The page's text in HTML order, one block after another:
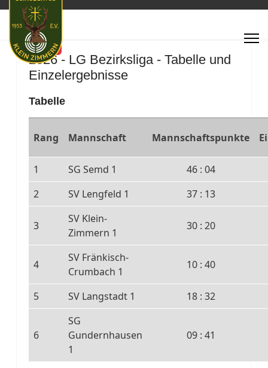
Featured
2026 - LG Bezirksliga - Tabelle und
Einzelergebnisse
Tabelle
Rang Mannschaft Mannschaftspunkte
1 SG Semd 1
46 : 04
2
SV Lengfeld 1 37 : 13
3
SV Klein-
Zimmern 1
30 : 20
4
SV Fränkisch-
Crumbach 1
10 : 40
5 SV Langstadt 1 18 : 32
6
SG
Gundernhausen
1
09 : 41